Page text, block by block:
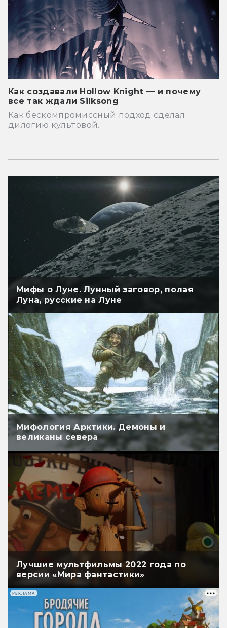
Как создавали Hollow Knight — и почему
все так ждали Silksong
Как бескомпромиссный подход сделал
дилогию культовой.
Мифы о Луне. Лунный заговор, полая
Луна, русские на Луне
Мифология Арктики. Демоны и
великаны севера
Лучшие мультфильмы 2022 года по
версии «Мира фантастики»
РЕКЛАМА